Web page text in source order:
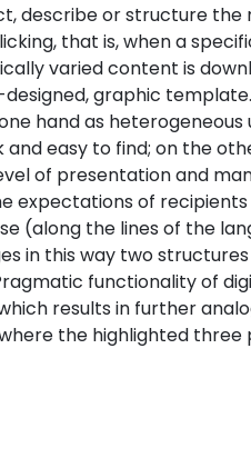
describe or structure the
that is, when a
varied content is
graphic template.
hand as heterogeneous
easy to find; on the
of presentation and
expectations of
(along the lines of the
in this way two
functionality of
results in further
the highlighted three